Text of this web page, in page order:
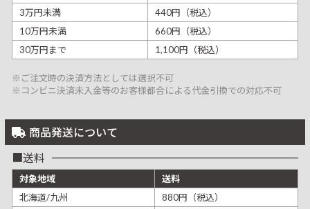
3万円未満
440円（税込）
10万円未満
660円（税込）
30万円まで
1,100円（税込）
※ご注文時の決済方法としては選択不可
※コンビニ決済未入金等のお客様都合による代金引換での対応不可
商品発送について
送料
対象地域
送料
北海道/九州
880円（税込）